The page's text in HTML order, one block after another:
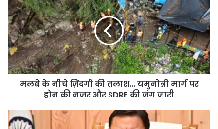
नीचे
ज़िंदगी
की
तलाश...
यमुनोत्री
मार्ग
पर
SDRF
मलबे के नीचे ज़िंदगी की तलाश... यमुनोत्री मार्ग पर
ड्रोन की नजर और SDRF की जंग जारी
मुख्यमंत्री
पुष्कर